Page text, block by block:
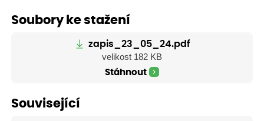
Soubory ke stažení
zapis_23_05_24.pdf
velikost 182 KB
Stáhnout
Související